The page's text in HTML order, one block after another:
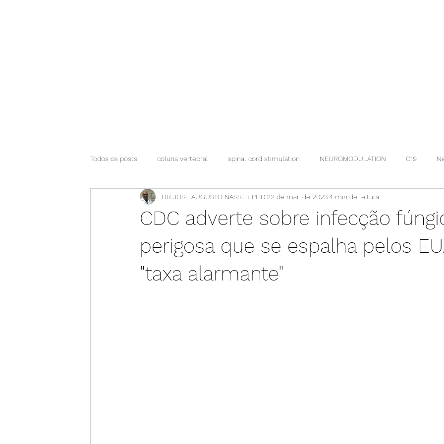
Todos os posts coluna vertebral spinal cord stimulation NEUROMODULATION C19
CDC adverte sobre infecção
perigosa que se espalha pelos
"taxa alarmante"
DR JOSÉ AUGUSTO NASSER PHD22 de mar. de 20234 min de leitura